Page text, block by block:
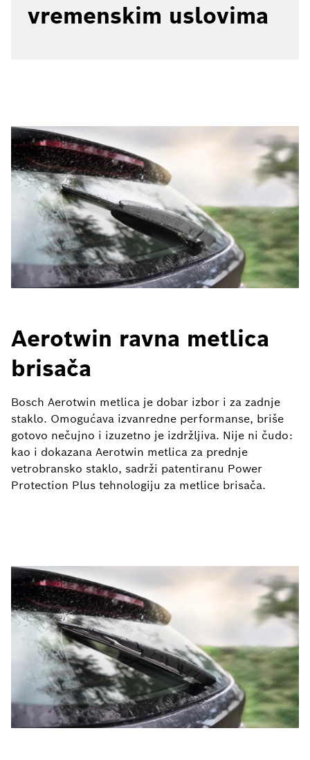
vremenskim uslovima
Aerotwin ravna metlica
brisača
Bosch Aerotwin metlica je dobar izbor i za zadnje
staklo. Omogućava izvanredne performanse, briše
gotovo nečujno i izuzetno je izdržljiva. Nije ni čudo:
kao i dokazana Aerotwin metlica za prednje
vetrobransko staklo, sadrži patentiranu Power
Protection Plus tehnologiju za metlice brisača.